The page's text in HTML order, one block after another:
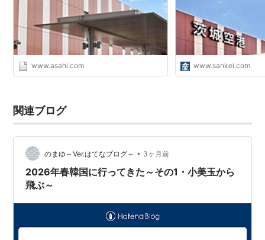
www.asahi.com www.sankei.com
関連ブログ
のまゆ～Ver.はてなブログ～ • 3ヶ月前
2026年春韓国に行ってきた～その1・小美玉から
飛ぶ～